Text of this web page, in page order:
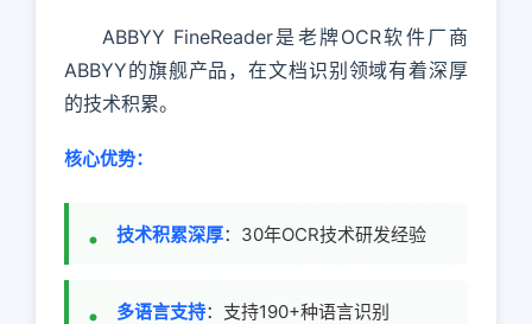
ABBYY FineReader是老牌OCR软件厂商
ABBYY的旗舰产品，在文档识别领域有着深厚
的技术积累。
核心优势：
技术积累深厚：30年OCR技术研发经验
多语言支持：支持190+种语言识别